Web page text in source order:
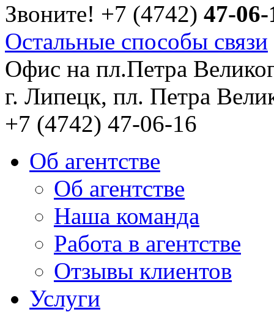
Звоните! +7 (4742) 47-06-
Остальные способы связи
Офис на пл.Петра
г. Липецк, пл. Петра
+7 (4742) 47-06-16
Об агентстве
Об агентстве
Наша команда
Работа в агентстве
Отзывы клиентов
Услуги